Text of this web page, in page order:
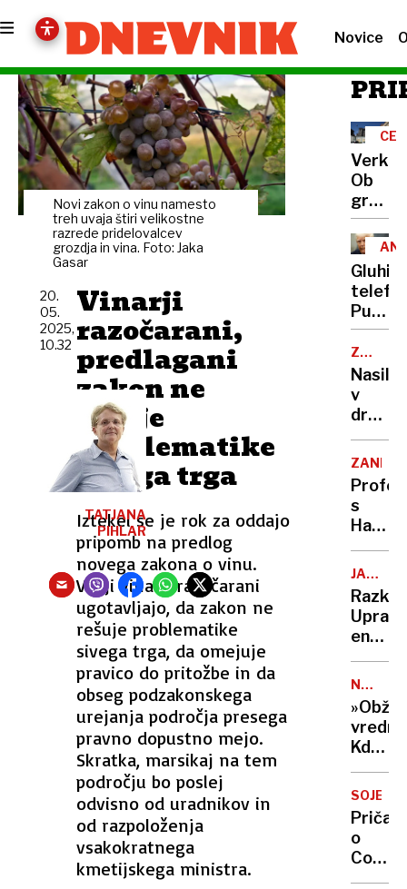
Novice
Novi zakon o vinu namesto
treh uvaja štiri velikostne
razrede pridelovalcev
grozdja in vina. Foto: Jaka
Gasar
Vinarji
razočarani,
predlagani
zakon ne
rešuje
problematike
sivega trga
Iztekel se je rok za oddajo
pripomb na predlog
novega zakona o vinu.
Večji vinarji razočarani
ugotavljajo, da zakon ne
rešuje problematike
sivega trga, da omejuje
pravico do pritožbe in da
obseg podzakonskega
urejanja področja presega
pravno dopustno mejo.
Skratka, marsikaj na tem
področju bo poslej
odvisno od uradnikov in
od razpoloženja
vsakokratnega
kmetijskega ministra.
20.
05.
2025,
10.32
TATJANA
PIHLAR
Verk:
Ob
grožnji
napada
na
zapor
bi
morali
zvoniti
alarmi
SKY
Gluhi
Putin
in
ki
zna
rešiti
Nasilje
v
družini:
Se
izmika
s
trdi:
Nismo
za
šport,
za
JAVNA
UPRAVA
enote
se
je v
DEKLE
Kdo
je
avtor
ene
najbolj
znanih
SOJENJE
Priča
o